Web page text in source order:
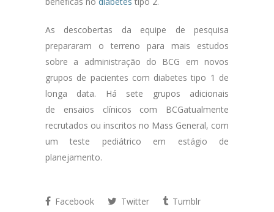
As descobertas da equipe de pesquisa
prepararam o terreno para mais estudos
sobre a administração do BCG em novos
grupos de pacientes com diabetes tipo 1 de
longa data. Há sete grupos adicionais
de ensaios clínicos com BCGatualmente
recrutados ou inscritos no Mass General, com
um teste pediátrico em estágio de
planejamento.
Facebook Twitter
Tumblr